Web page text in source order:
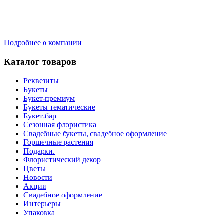
Подробнее о компании
Каталог товаров
Реквезиты
Букеты
Букет-премиум
Букеты тематические
Букет-бар
Сезонная флористика
Свадебные букеты, свадебное оформление
Горшечные растения
Подарки.
Флористический декор
Цветы
Новости
Акции
Свадебное оформление
Интерьеры
Упаковка